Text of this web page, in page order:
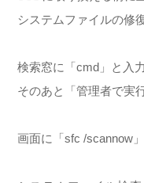
システムファイルの修
検索窓に「cmd」と入
そのあと「管理者で実
画面に「sfc /scannow